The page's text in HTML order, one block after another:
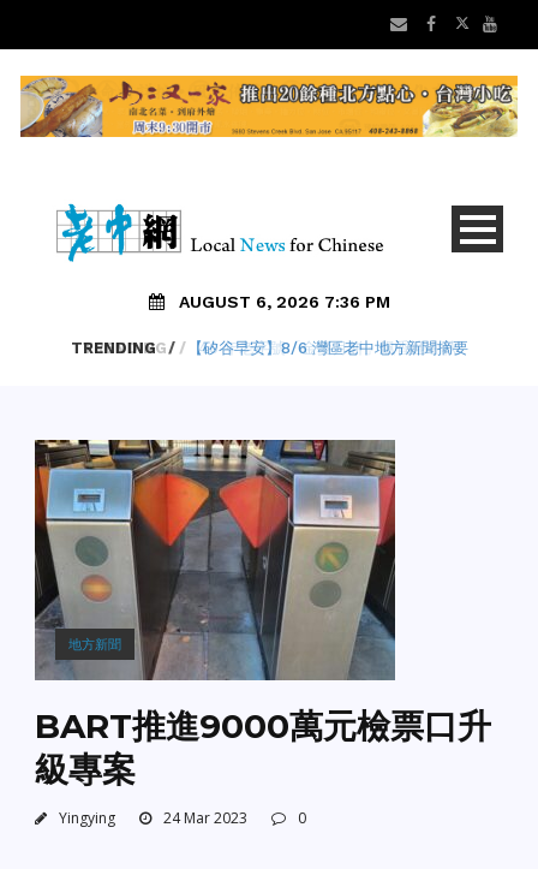
AUGUST 6, 2026 7:36 PM
TRENDING / 【矽谷早安】8/6 灣區老中地方新聞摘要
地方新聞
BART推進9000萬元檢票口升
級專案
Yingying 24 Mar 2023 0